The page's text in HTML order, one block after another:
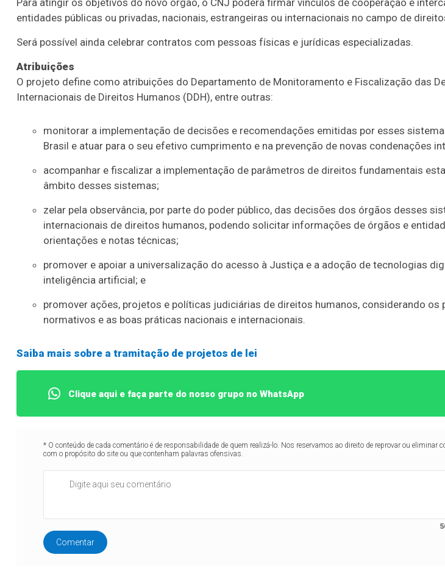
entidades públicas ou privadas, nacionais, estrangeiras ou internacionais no campo de
Será possível ainda celebrar contratos com pessoas físicas e jurídicas especializadas.
Atribuições
O projeto define como atribuições do Departamento de Monitoramento e Fiscalização das
Internacionais de Direitos Humanos (DDH), entre outras:
monitorar a implementação de decisões e recomendações emitidas por esses
Brasil e atuar para o seu efetivo cumprimento e na prevenção de novas condenações
acompanhar e fiscalizar a implementação de parâmetros de direitos fundamentais
âmbito desses sistemas;
zelar pela observância, por parte do poder público, das decisões dos órgãos desses
internacionais de direitos humanos, podendo solicitar informações de órgãos e
orientações e notas técnicas;
promover e apoiar a universalização do acesso à Justiça e a adoção de tecnologias
inteligência artificial; e
promover ações, projetos e políticas judiciárias de direitos humanos, considerando os
normativos e as boas práticas nacionais e internacionais.
Saiba mais sobre a tramitação de projetos de lei
Clique aqui e faça parte do nosso grupo no WhatsApp
* O conteúdo de cada comentário é de responsabilidade de quem realizá-lo. Nos reservamos ao direito de reprovar ou eliminar
com o propósito do site ou que contenham palavras ofensivas.
Comentar